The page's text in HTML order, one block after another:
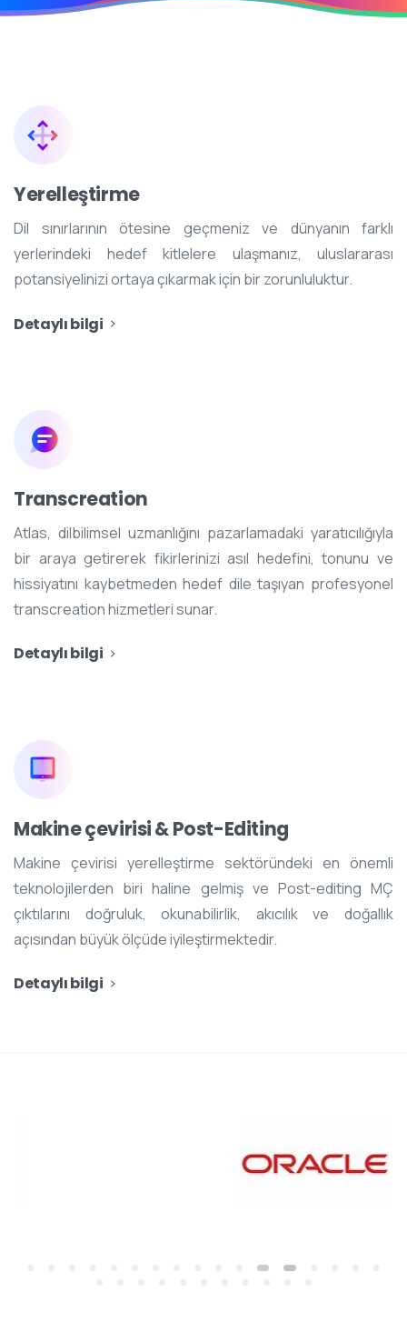
Yerelleştirme
Dil sınırlarının ötesine geçmeniz ve dünyanın farklı
yerlerindeki hedef kitlelere ulaşmanız, uluslararası
potansiyelinizi ortaya çıkarmak için bir zorunluluktur.
Detaylı bilgi
Transcreation
Atlas, dilbilimsel uzmanlığını pazarlamadaki yaratıcılığıyla
bir araya getirerek fikirlerinizi asıl hedefini, tonunu ve
hissiyatını kaybetmeden hedef dile taşıyan profesyonel
transcreation hizmetleri sunar.
Detaylı bilgi
Makine çevirisi & Post-Editing
Makine çevirisi yerelleştirme sektöründeki en önemli
teknolojilerden biri haline gelmiş ve Post-editing MÇ
çıktılarını doğruluk, okunabilirlik, akıcılık ve doğallık
açısından büyük ölçüde iyileştirmektedir.
Detaylı bilgi